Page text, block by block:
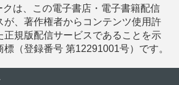
クは、この電子書店・電子書籍配信
が、著作権者からコンテンツ使用許
正規版配信サービスであることを示
標（登録番号 第12291001号）です。